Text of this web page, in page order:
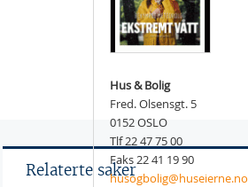
Hus & Bolig
Fred. Olsensgt. 5
0152 OSLO
Tlf 22 47 75 00
Faks 22 41 19 90
husogbolig@huseierne.no
Relaterte saker